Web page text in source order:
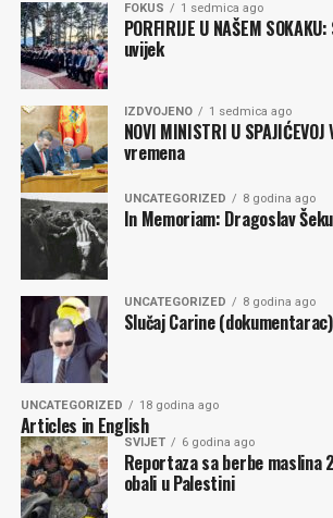
FOKUS 1 sedmica ago
PORFIRIJE U NAŠEM
uvijek
IZDVOJENO 1 sedmica ago
NOVI MINISTRI U
vremena
UNCATEGORIZED 8 godina ago
In Memoriam: Dragoslav
UNCATEGORIZED 8 godina ago
Slučaj Carine (dokumentarac)
UNCATEGORIZED 18 godina ago
Articles in English
SVIJET 6 godina ago
Reportaza sa berbe maslina
obali u Palestini